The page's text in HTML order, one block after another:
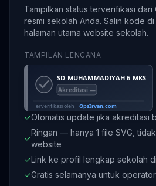
Tampilkan status terverifikasi
resmi sekolah Anda. Salin kode
halaman utama website sekolah.
TAMPILAN LENCANA
✓Otomatis update jika akreditasi
✓
Ringan — hanya 1 file SVG,
website
✓Link ke profil lengkap sekolah
✓Gratis selamanya untuk